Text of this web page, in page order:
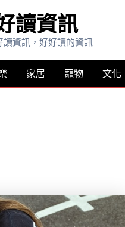
讀資訊
讀資訊，好好讀的資訊
家居 寵物 文化